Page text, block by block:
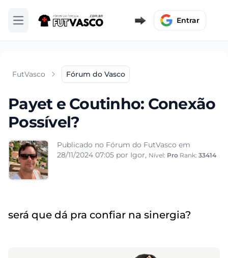
Abrir menu Entrar
FutVasco Fórum do Vasco
Payet e Coutinho: Conexão
Possível?
Publicado no Fórum do FutVasco em
28/11/2024 07:05 por Igor, Nível: Pro Rank: 33414
será que dá pra confiar na sinergia?